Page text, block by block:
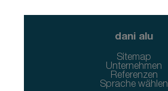
dani alu
Sitemap
Unternehmen
Referenzen
Sprache wählen